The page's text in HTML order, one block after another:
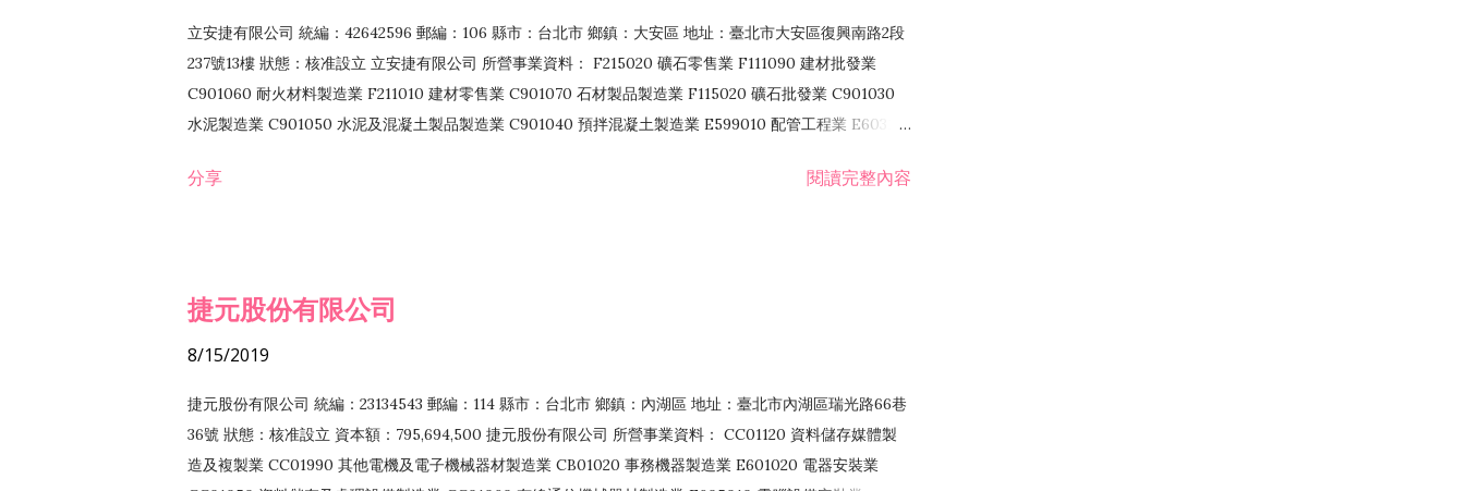
立安捷有限公司 統編：42642596 郵編：106 縣市：台北市 鄉鎮：大安區 地址：臺北市大安區復興南路2段
237號13樓 狀態：核准設立 立安捷有限公司 所營事業資料： F215020 礦石零售業 F111090 建材批發業
C901060 耐火材料製造業 F211010 建材零售業 C901070 石材製品製造業 F115020 礦石批發業 C901030
水泥製造業 C901050 水泥及混凝土製品製造業 C901040 預拌混凝土製造業 E599010 配管工程業 E603110
EZ99990 其他工程業 F102170 食品什貨批發業 F106020 日常用品批發業 F108031 醫療器材批發業
分享 閱讀完整內容
捷元股份有限公司
8/15/2019
捷元股份有限公司 統編：23134543 郵編：114 縣市：台北市 鄉鎮：內湖區 地址：臺北市內湖區瑞光路66巷
36號 狀態：核准設立 資本額：795,694,500 捷元股份有限公司 所營事業資料： CC01120 資料儲存媒體製
造及複製業 CC01990 其他電機及電子機械器材製造業 CB01020 事務機器製造業 E601020 電器安裝業